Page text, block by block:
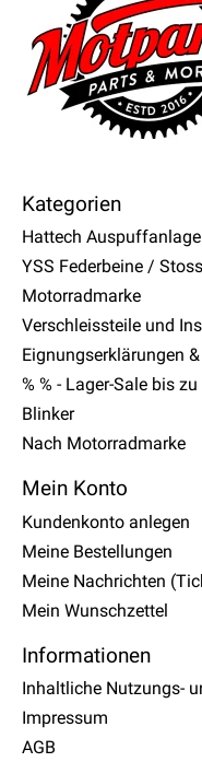
Kategorien
Hattech
YSS Federbeine /
Motorradmarke
Verschleissteile und
Eignungserklärungen
% % - Lager-Sale bis zu
Blinker
Nach Motorradmarke
Mein Konto
Kundenkonto anlegen
Meine Bestellungen
Meine Nachrichten
Mein Wunschzettel
Informationen
Inhaltliche Nutzungs-
Impressum
AGB